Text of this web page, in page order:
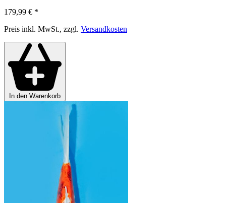
179,99 € *
Preis inkl. MwSt., zzgl. Versandkosten
In den Warenkorb